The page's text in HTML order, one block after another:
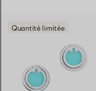
Quantité limitée